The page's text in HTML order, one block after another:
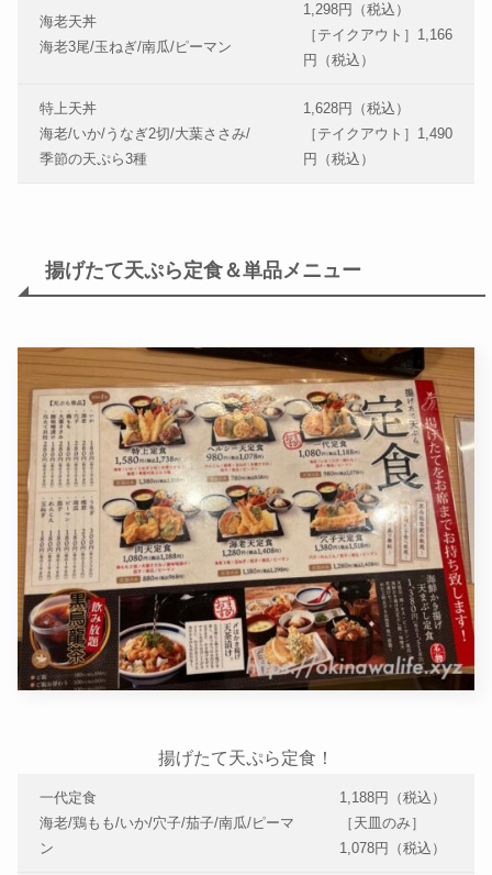
海老天丼
海老3尾/玉ねぎ/南瓜/ピーマン
1,298円（税込）
［テイクアウト］1,166
円（税込）
特上天丼
海老/いか/うなぎ2切/大葉ささみ/
季節の天ぷら3種
1,628円（税込）
［テイクアウト］1,490
円（税込）
揚げたて天ぷら定食＆単品メニュー
揚げたて天ぷら定食！
一代定食
海老/鶏もも/いか/穴子/茄子/南瓜/ピーマ
ン
1,188円（税込）
［天皿のみ］
1,078円（税込）